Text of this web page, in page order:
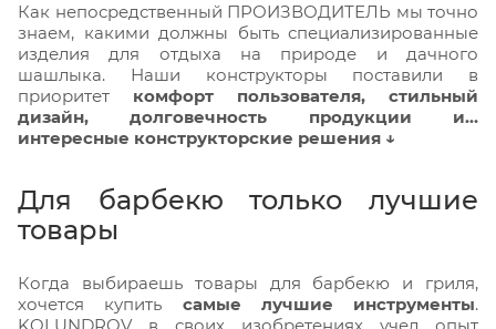
Как непосредственный ПРОИЗВОДИТЕЛЬ мы точно
знаем, какими должны быть специализированные
изделия для отдыха на природе и дачного
шашлыка. Наши конструкторы поставили в
приоритет комфорт пользователя, стильный
дизайн, долговечность продукции и…
интересные конструкторские решения ↓
Для барбекю только лучшие
товары
Когда выбираешь товары для барбекю и гриля,
хочется купить самые лучшие инструменты.